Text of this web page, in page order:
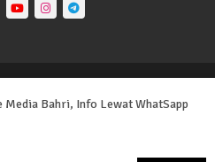
Copyright ©
Media Siber Redaksi
Media Bahri, Info Lewat WhatSapp